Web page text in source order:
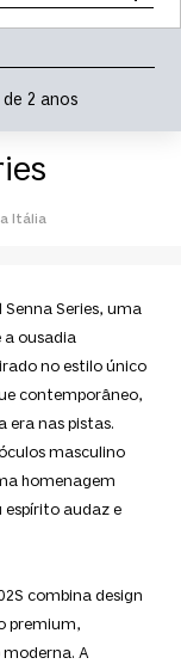
2 anos
Itália
Senna Series, uma
a ousadia
no estilo único
contemporâneo,
era nas pistas.
masculino
homenagem
audaz e
combina design
premium,
A